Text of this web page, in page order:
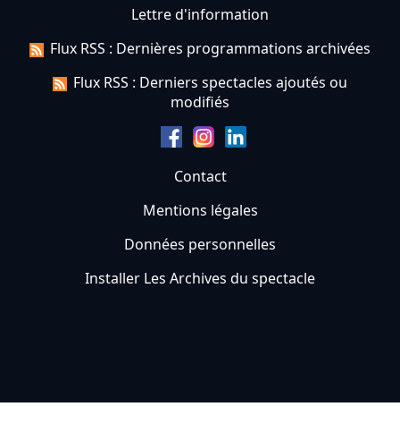
Lettre d'information
Flux RSS : Dernières programmations archivées
Flux RSS : Derniers spectacles ajoutés ou
modifiés
Contact
Mentions légales
Données personnelles
Installer Les Archives du spectacle